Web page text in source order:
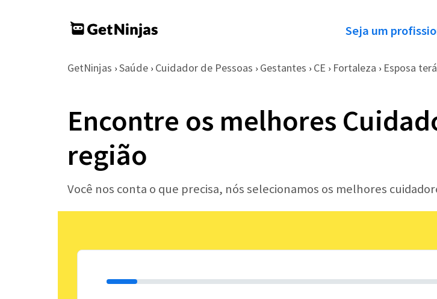
Seja um
GetNinjas › Saúde › Cuidador de Pessoas › Gestantes › CE › Fortaleza › Esposa
Encontre os melhores
região
Você nos conta o que precisa, nós selecionamos os melhores